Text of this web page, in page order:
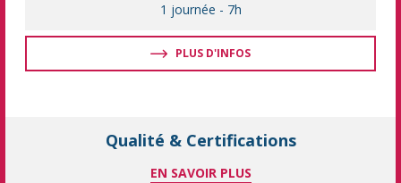
1 journée - 7h
PLUS D'INFOS
Qualité & Certifications
EN SAVOIR PLUS